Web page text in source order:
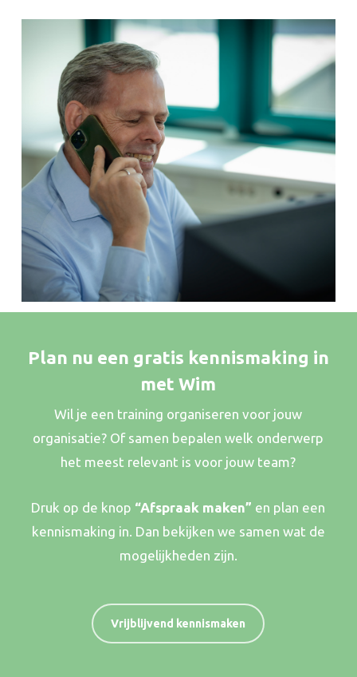
Plan nu een gratis kennismaking in
met Wim
Wil je een training organiseren voor jouw
organisatie? Of samen bepalen welk onderwerp
het meest relevant is voor jouw team?
Druk op de knop “Afspraak maken” en plan een
kennismaking in. Dan bekijken we samen wat de
mogelijkheden zijn.
Vrijblijvend kennismaken